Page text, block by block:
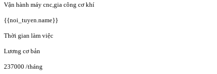
Vận hành máy cnc,gia công cơ khí
{{noi_tuyen.name}}
Thời gian làm việc
Lương cơ bản
237000 /tháng